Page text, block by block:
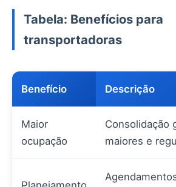
Tabela: Benefícios para
transportadoras
Benefício Descrição
Maior
ocupação
Consolidação
maiores e